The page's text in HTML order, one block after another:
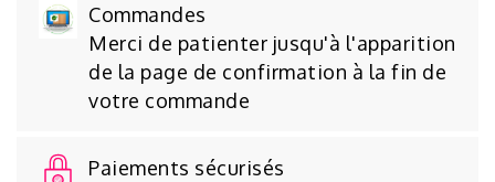
Commandes
Merci de patienter jusqu'à l'apparition
de la page de confirmation à la fin de
votre commande
Paiements sécurisés